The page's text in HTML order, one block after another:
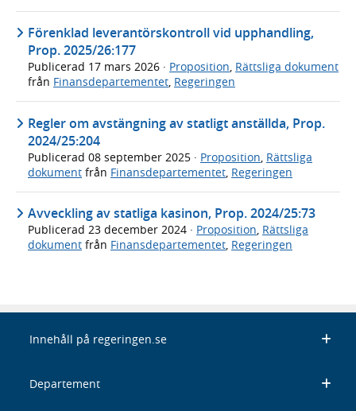
Förenklad leverantörskontroll vid upphandling,
Prop. 2025/26:177
Publicerad 17 mars 2026 · Proposition, Rättsliga dokument
från Finansdepartementet, Regeringen
Regler om avstängning av statligt anställda, Prop.
2024/25:204
Publicerad 08 september 2025 · Proposition Rättsliga
dokument från Finansdepartementet Regeringen
Avveckling av statliga kasinon, Prop. 2024/25:73
Publicerad 23 december 2024 · Proposition, Rättsliga
dokument från Finansdepartementet, Regeringen
Innehåll på regeringen.se
Departement